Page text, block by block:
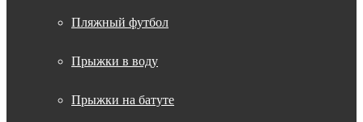
Пляжный футбол
Прыжки в воду
Прыжки на батуте